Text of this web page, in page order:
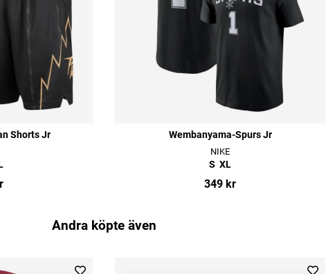
Shorts Jr Wembanyama-Spurs Jr
NIKE
S XL
349 kr
Andra köpte även